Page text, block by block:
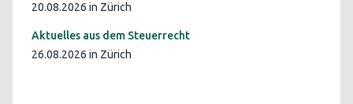
20.08.2026 in Zürich
Aktuelles aus dem Steuerrecht
26.08.2026 in Zürich